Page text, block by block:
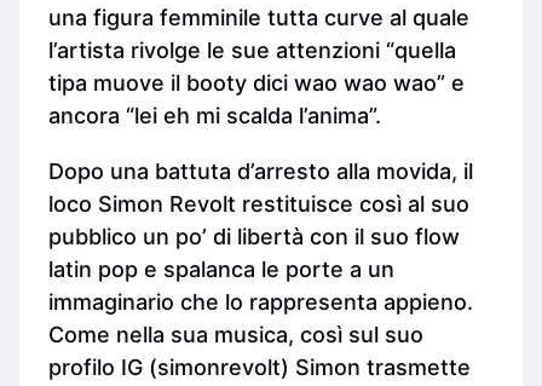
una figura femminile tutta curve al quale
l’artista rivolge le sue attenzioni “quella
tipa muove il booty dici wao wao wao” e
ancora “lei eh mi scalda l’anima”.
Dopo una battuta d’arresto alla movida, il
loco Simon Revolt restituisce così al suo
pubblico un po’ di libertà con il suo flow
latin pop e spalanca le porte a un
immaginario che lo rappresenta appieno.
Come nella sua musica, così sul suo
profilo IG (simonrevolt) Simon trasmette